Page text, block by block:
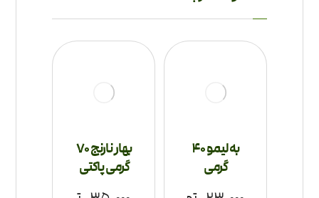
به لیمو 40
گرمی
بهار نارنج 70
گرمی پاکتی